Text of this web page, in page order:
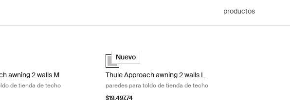
productos
awning 2 walls M paredes para toldo de tienda de techo Ashland grey
awning 2 walls M
de tienda de techo
Thule Approach awning 2 walls L paredes para toldo de
Nuevo
Ashland grey (selected)
Thule Approach awning 2 walls L
paredes para toldo de tienda de techo
$19,497.74